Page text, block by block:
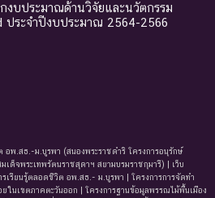
บประมาณด้านวิจัยและนวัตกรรม
ประจำปีงบประมาณ 2564-2566
อพ.สธ.-ม.บูรพา (สนองพระราชดำริ โครงการอนุรักษ์
เด็จพระเทพรัตนราชสุดาฯ สยามบรมราชกุมารี) | เว็บ
เรียนรู้ตลอดชีวิต อพ.สธ.- ม.บูรพา | โครงการการจัดทํา
ในเขตภาคตะวันออก | โครงการฐานข้อมูลพรรณไม้พื้นเมือง